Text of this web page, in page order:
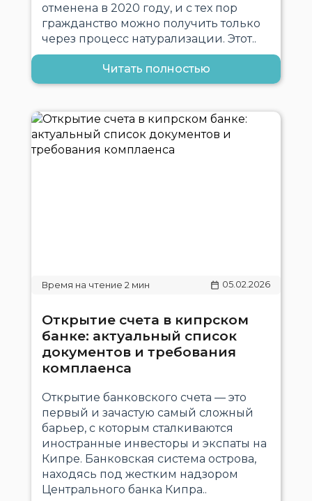
отменена в 2020 году, и с тех пор
гражданство можно получить только
через процесс натурализации. Этот..
Читать полностью
05.02.2026
Открытие счета в кипрском
банке: актуальный список
документов и требования
комплаенса
Открытие банковского счета — это
первый и зачастую самый сложный
барьер, с которым сталкиваются
иностранные инвесторы и экспаты на
Кипре. Банковская система острова,
находясь под жестким надзором
Центрального банка Кипра..